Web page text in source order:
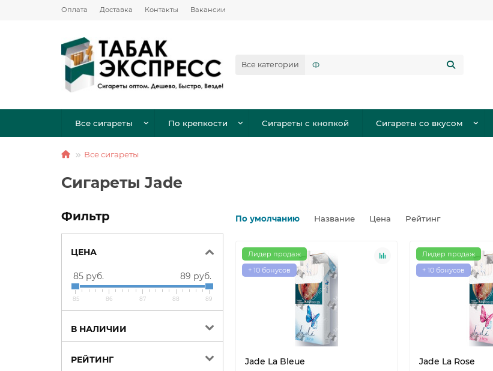
Оплата Доставка Контакты Вакансии
Все категории
Все сигареты По крепкости Сигареты с кнопкой Сигареты со вкусом
Все сигареты
Сигареты Jade
Фильтр
ЦЕНА
85 руб. 89 руб.
85 86 87 88 89
В НАЛИЧИИ
РЕЙТИНГ
По умолчанию Название Цена Рейтинг
Лидер продаж
+ 10 бонусов
Jade La Bleue
Лидер продаж
+ 10 бонусов
Jade La Rose